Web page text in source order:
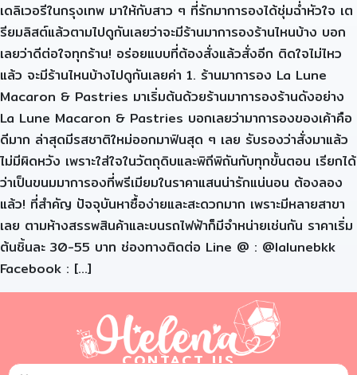
เดลิเวอรีในกรุงเทพ มาให้กับสาว ๆ ที่รักมาการองได้ชุ่มฉ่ำหัวใจ เต
รียมลิสต์แล้วตามไปดูกันเลยว่าจะมีร้านมาการองร้านไหนบ้าง บอก
เลยว่าดีต่อใจทุกร้าน! อร่อยแบบที่ต้องสั่งแล้วสั่งอีก ติดใจไม่ไหว
แล้ว จะมีร้านไหนบ้างไปดูกันเลยค่า 1. ร้านมาการอง La Lune
Macaron & Pastries มาเริ่มต้นด้วยร้านมาการองร้านดังอย่าง
La Lune Macaron & Pastries บอกเลยว่ามาการองของเค้าคือ
ดีมาก ล่าสุดมีรสชาติใหม่ออกมาฟินสุด ๆ เลย รับรองว่าสั่งมาแล้ว
ไม่มีผิดหวัง เพราะใส่ใจในวัตถุดิบและพิถีพิถันกับทุกขั้นตอน เรียกได้
ว่าเป็นขนมมาการองที่พรีเมียมในราคาแสนน่ารักแน่นอน ต้องลอง
แล้ว! ที่สำคัญ ปัจจุบันหาซื้อง่ายและสะดวกมาก เพราะมีหลายสาขา
เลย ตามห้างสรรพสินค้าและบนรถไฟฟ้าก็มีจำหน่ายเช่นกัน ราคาเริ่ม
ต้นชิ้นละ 30-55 บาท ช่องทางติดต่อ Line @ : @lalunebkk
Facebook : […]
CONTACT US